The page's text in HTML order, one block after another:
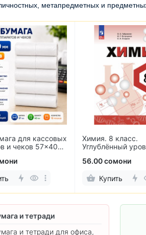
метапредметных и
для кассовых
и чеков 57×40
Химия. 8 класс.
Углублённый
56.00 сомони
Купить
и тетради
и тетради для офиса,